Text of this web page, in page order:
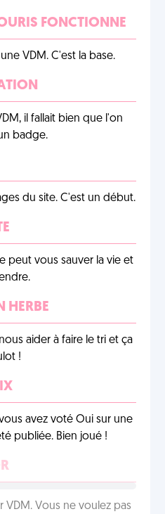
FONCTIONNE
VDM. C'est la base.
il fallait bien que l'on
badge.
du site. C'est un début.
peut vous sauver la vie et
HERBE
aider à faire le tri et ça
!
avez voté Oui sur une
publiée. Bien joué !
VDM. Vous ne voulez pas